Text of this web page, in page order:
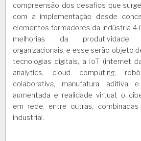
compreensão dos desafios que
com a implementação desde
elementos formadores da indústria
melhorias da produtividade
organizacionais, e esse serão objeto
tecnologias digitais, a IoT (internet
analytics, cloud computing,
colaborativa, manufatura aditiva
aumentada e realidade virtual, o
em rede, entre outras,
industrial.